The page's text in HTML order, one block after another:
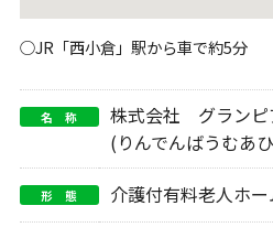
○JR「西小倉」駅から車で約5分
名 称
株式会社 グラン
(りんでんばうむあ
形 態 介護付有料老人ホー